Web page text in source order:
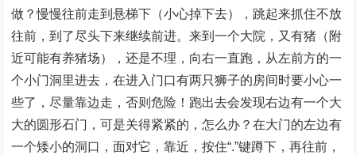
做？慢慢往前走到悬梯下（小心掉下去），跳起来抓住不放
往前，到了尽头下来继续前进。来到一个大院，又有猪（附
近可能有养猪场），还是不理，向右一直跑，从左前方的一
个小门洞里进去，在进入门口有两只狮子的房间时要小心一
些了，尽量靠边走，否则危险！跑出去会发现右边有一个大
大的圆形石门，可是关得紧紧的，怎么办？在大门的左边有
一个矮小的洞口，面对它，靠近，按住“.”键蹲下，再往前，